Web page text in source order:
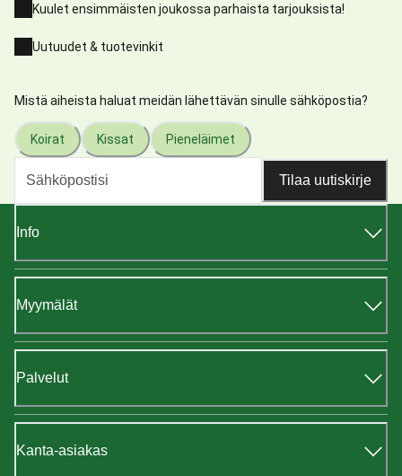
Kuulet ensimmäisten joukossa parhaista tarjouksista!
Uutuudet & tuotevinkit
Mistä aiheista haluat meidän lähettävän sinulle sähköpostia?
Koirat Kissat Pieneläimet
Tilaa uutiskirje
Info
Myymälät
Palvelut
Kanta-asiakas